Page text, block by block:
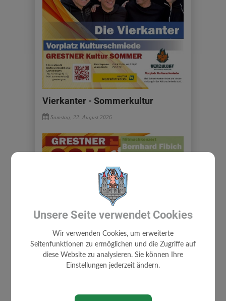
Vierkanter - Sommerkultur
Samstag, 22. August 2026
Unsere Seite verwendet Cookies
Wir verwenden Cookies, um erweiterte
Seitenfunktionen zu ermöglichen und die Zugriffe auf
diese Website zu analysieren. Sie können Ihre
Einstellungen jederzeit ändern.